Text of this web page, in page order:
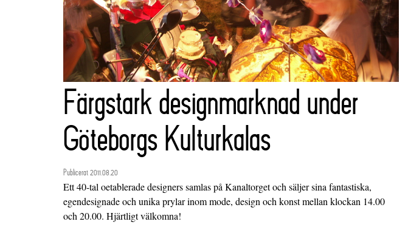
Färgstark designmarknad under
Göteborgs Kulturkalas
Publicerat 2011.08.20
Ett 40-tal oetablerade designers samlas på Kanaltorget och säljer sina fantastiska,
egendesignade och unika prylar inom mode, design och konst mellan klockan 14.00
och 20.00. Hjärtligt välkomna!